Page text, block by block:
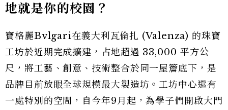
地就是你的校園？
寶格麗Bvlgari在義大利瓦倫扎 (Valenza) 的珠寶
工坊於近期完成擴建，占地超過 33,000 平方公
尺，將工藝、創意、技術整合於同一屋簷底下，是
品牌目前放眼全球規模最大製造坊。工坊中心還有
一處特別的空間，自今年9月起，為學子們開啟大門